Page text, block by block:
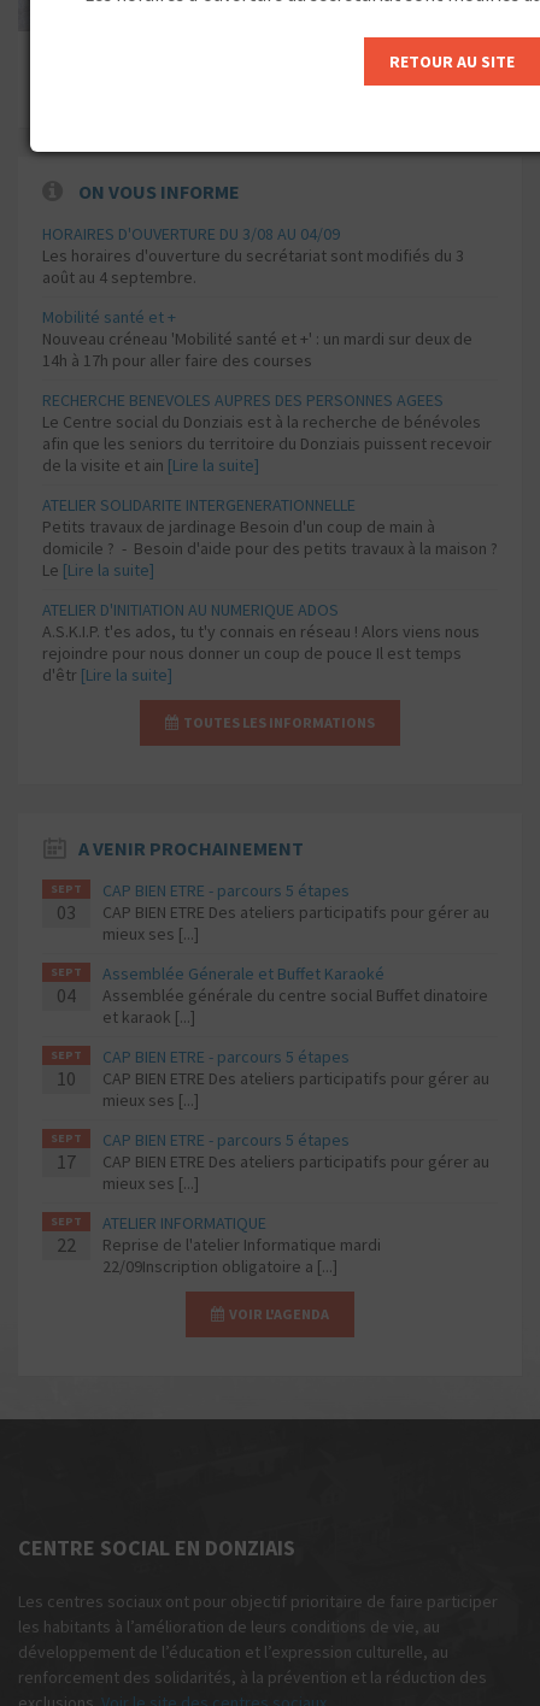
ON VOUS INFORME
HORAIRES D'OUVERTURE DU 3/08 AU 04/09
Les horaires d'ouverture du secrétariat sont modifiés du 3
août au 4 septembre.
Mobilité santé et +
Nouveau créneau 'Mobilité santé et +' : un mardi sur deux de
14h à 17h pour aller faire des courses
RECHERCHE BENEVOLES AUPRES DES PERSONNES AGEES
Le Centre social du Donziais est à la recherche de bénévoles
afin que les seniors du territoire du Donziais puissent recevoir
de la visite et ain [Lire la suite]
ATELIER SOLIDARITE INTERGENERATIONNELLE
Petits travaux de jardinage Besoin d'un coup de main à
domicile ? - Besoin d'aide pour des petits travaux à la maison ?
Le [Lire la suite]
ATELIER D'INITIATION AU NUMERIQUE ADOS
A.S.K.I.P. t'es ados, tu t'y connais en réseau ! Alors viens nous
rejoindre pour nous donner un coup de pouce Il est temps
d'êtr [Lire la suite]
TOUTES LES INFORMATIONS
A VENIR PROCHAINEMENT
SEPT
03
CAP BIEN ETRE - parcours 5 étapes
CAP BIEN ETRE Des ateliers participatifs pour gérer au
mieux ses [...]
SEPT
04
Assemblée Génerale et Buffet Karaoké
Assemblée générale du centre social Buffet dinatoire
et karaok [...]
SEPT
10
CAP BIEN ETRE - parcours 5 étapes
CAP BIEN ETRE Des ateliers participatifs pour gérer au
mieux ses [...]
SEPT
17
CAP BIEN ETRE - parcours 5 étapes
CAP BIEN ETRE Des ateliers participatifs pour gérer au
mieux ses [...]
SEPT
22
ATELIER INFORMATIQUE
Reprise de l'atelier Informatique mardi
22/09Inscription obligatoire a [...]
VOIR L'AGENDA
CENTRE SOCIAL EN DONZIAIS
Les centres sociaux ont pour objectif prioritaire de faire participer
les habitants à l’amélioration de leurs conditions de vie, au
développement de l’éducation et l’expression culturelle, au
renforcement des solidarités, à la prévention et la réduction des
RETOUR AU SITE